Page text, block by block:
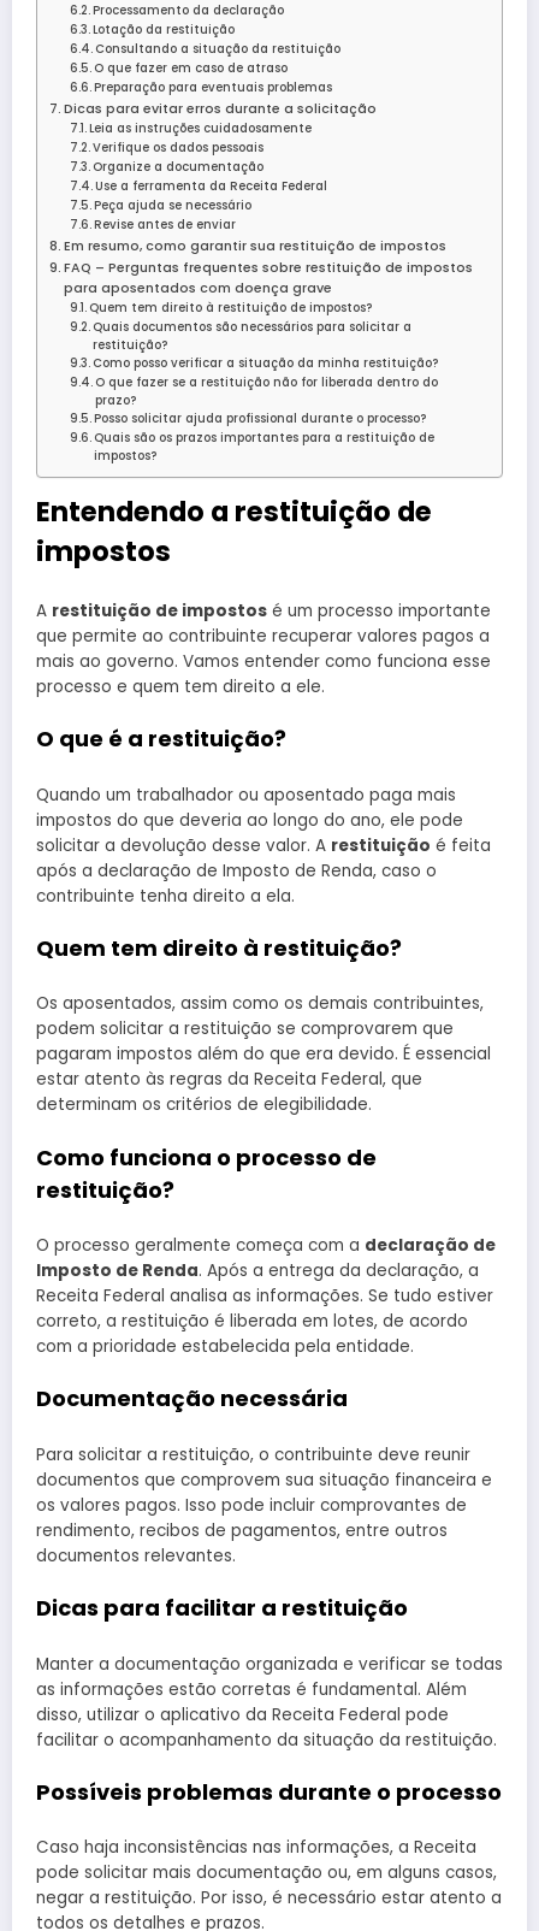
Processamento da declaração
Lotação da restituição
Consultando a situação da restituição
O que fazer em caso de atraso
Preparação para eventuais problemas
Dicas para evitar erros durante a solicitação
Leia as instruções cuidadosamente
Verifique os dados pessoais
Organize a documentação
Use a ferramenta da Receita Federal
Peça ajuda se necessário
Revise antes de enviar
Em resumo, como garantir sua restituição de impostos
FAQ – Perguntas frequentes sobre restituição de impostos
para aposentados com doença grave
Quem tem direito à restituição de impostos?
Quais documentos são necessários para solicitar a
restituição?
Como posso verificar a situação da minha restituição?
O que fazer se a restituição não for liberada dentro do
prazo?
Posso solicitar ajuda profissional durante o processo?
Quais são os prazos importantes para a restituição de
impostos?
Entendendo a restituição de
impostos
A restituição de impostos é um processo importante
que permite ao contribuinte recuperar valores pagos a
mais ao governo. Vamos entender como funciona esse
processo e quem tem direito a ele.
O que é a restituição?
Quando um trabalhador ou aposentado paga mais
impostos do que deveria ao longo do ano, ele pode
solicitar a devolução desse valor. A restituição é feita
após a declaração de Imposto de Renda, caso o
contribuinte tenha direito a ela.
Quem tem direito à restituição?
Os aposentados, assim como os demais contribuintes,
podem solicitar a restituição se comprovarem que
pagaram impostos além do que era devido. É essencial
estar atento às regras da Receita Federal, que
determinam os critérios de elegibilidade.
Como funciona o processo de
restituição?
O processo geralmente começa com a declaração de
Imposto de Renda. Após a entrega da declaração, a
Receita Federal analisa as informações. Se tudo estiver
correto, a restituição é liberada em lotes, de acordo
com a prioridade estabelecida pela entidade.
Documentação necessária
Para solicitar a restituição, o contribuinte deve reunir
documentos que comprovem sua situação financeira e
os valores pagos. Isso pode incluir comprovantes de
rendimento, recibos de pagamentos, entre outros
documentos relevantes.
Dicas para facilitar a restituição
Manter a documentação organizada e verificar se todas
as informações estão corretas é fundamental. Além
disso, utilizar o aplicativo da Receita Federal pode
facilitar o acompanhamento da situação da restituição.
Possíveis problemas durante o processo
Caso haja inconsistências nas informações, a Receita
pode solicitar mais documentação ou, em alguns casos,
negar a restituição. Por isso, é necessário estar atento a
todos os detalhes e prazos.